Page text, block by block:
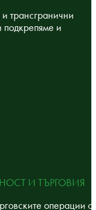
трансгранични
и
И ТЪРГОВИЯ
операции с